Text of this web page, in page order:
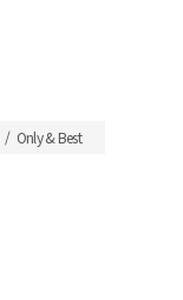
Only & Best